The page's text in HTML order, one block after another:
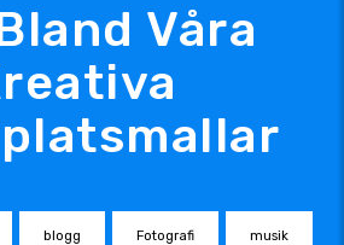
Våra
blogg Fotografi musik